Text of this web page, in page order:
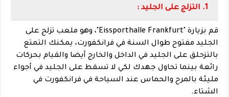
1. التزلج على الجليد :
قم بزيارة "Eissporthalle Frankfurt"، وهو ملعب تزلج على
الجليد مفتوح طوال السنة في فرانكفورت، يمكنك التمتع
بالتزحلق على الجليد في الداخل والخارج أيضا والقيام بحركات
رائعة بينما تحاول جهدك لكي لا تسقط على الجليد في أجواء
مليئة بالمرح والحماس عند السياحة في فرانكفورت في
الشتاء.